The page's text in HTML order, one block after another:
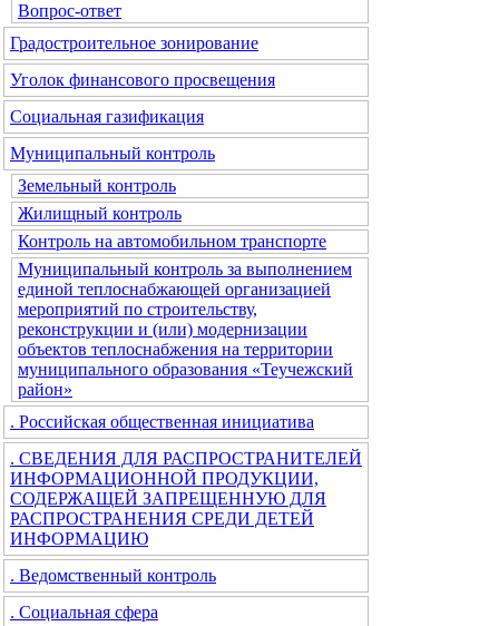
Вопрос-ответ
Градостроительное зонирование
Уголок финансового просвещения
Социальная газификация
Муниципальный контроль
Земельный контроль
Жилищный контроль
Контроль на автомобильном транспорте
Муниципальный контроль за выполнением
единой теплоснабжающей организацией
мероприятий по строительству,
реконструкции и (или) модернизации
объектов теплоснабжения на территории
муниципального образования «Теучежский
район»
. Российская общественная инициатива
. СВЕДЕНИЯ ДЛЯ РАСПРОСТРАНИТЕЛЕЙ
ИНФОРМАЦИОННОЙ ПРОДУКЦИИ,
СОДЕРЖАЩЕЙ ЗАПРЕЩЕННУЮ ДЛЯ
РАСПРОСТРАНЕНИЯ СРЕДИ ДЕТЕЙ
ИНФОРМАЦИЮ
. Ведомственный контроль
. Социальная сфера